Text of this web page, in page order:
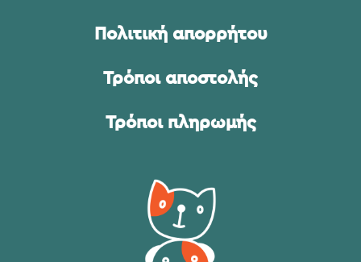
Πολιτική απορρήτου
Τρόποι αποστολής
Τρόποι πληρωμής